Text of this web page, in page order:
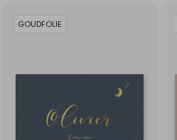
GOUDFOLIE